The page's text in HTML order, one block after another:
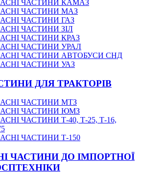
ЧАСТИНИ КАМАЗ
ЧАСТИНИ МАЗ
ЧАСТИНИ ГАЗ
ЧАСТИНИ ЗІЛ
ЧАСТИНИ КРАЗ
ЧАСТИНИ УРАЛ
ЧАСТИНИ АВТОБУСИ СНД
ЧАСТИНИ УАЗ
ДЛЯ ТРАКТОРІВ
ЧАСТИНИ МТЗ
ЧАСТИНИ ЮМЗ
ЧАСТИНИ Т-40, Т-25, Т-16,
ЧАСТИНИ Т-150
ЧАСТИНИ ДО ІМПОРТНОЇ